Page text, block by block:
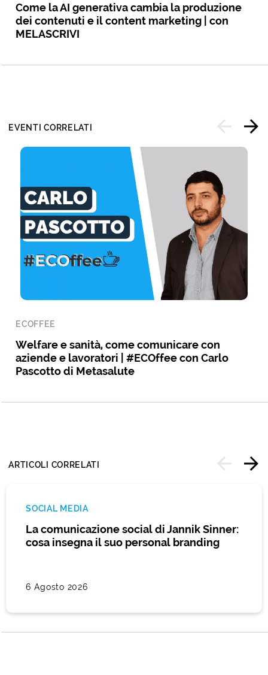
Come la AI generativa cambia la produzione
dei contenuti e il content marketing | con
MELASCRIVI
EVENTI CORRELATI
ECOFFEE
Welfare e sanità, come comunicare con
aziende e lavoratori | #ECOffee con Carlo
Pascotto di Metasalute
ARTICOLI CORRELATI
SOCIAL MEDIA
La comunicazione social di Jannik Sinner:
cosa insegna il suo personal branding
6 Agosto 2026